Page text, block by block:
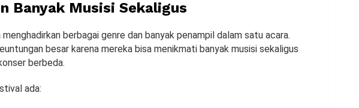
Banyak Musisi Sekaligus
berbagai genre dan banyak penampil dalam satu acara.
besar karena mereka bisa menikmati banyak musisi sekaligus
berbeda.
ada: